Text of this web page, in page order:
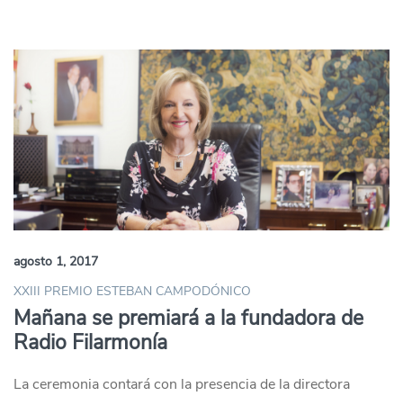
agosto 1, 2017
XXIII PREMIO ESTEBAN CAMPODÓNICO
Mañana se premiará a la fundadora de
Radio Filarmonía
La ceremonia contará con la presencia de la directora